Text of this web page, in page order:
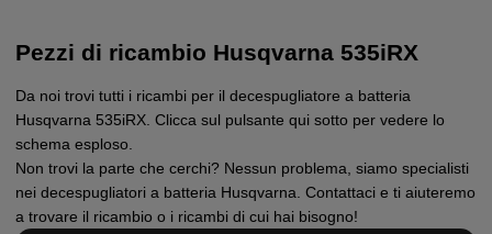
Pezzi di ricambio Husqvarna 535iRX
Da noi trovi tutti i ricambi per il decespugliatore a batteria
Husqvarna 535iRX. Clicca sul pulsante qui sotto per vedere lo
schema esploso.
Non trovi la parte che cerchi? Nessun problema, siamo specialisti
nei decespugliatori a batteria Husqvarna. Contattaci e ti aiuteremo
a trovare il ricambio o i ricambi di cui hai bisogno!